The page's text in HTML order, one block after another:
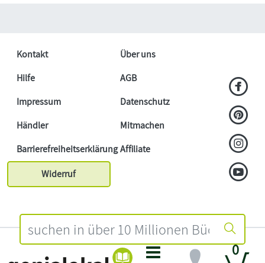
0
Kontakt
Über uns
Hilfe
AGB
Impressum
Datenschutz
Händler
Mitmachen
BarrierefreiheitserklärungAffiliate
Widerruf